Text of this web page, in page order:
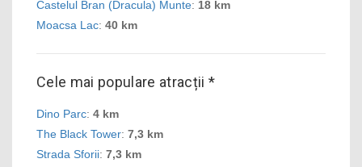
Castelul Bran (Dracula) Munte: 18 km
Moacsa Lac: 40 km
Cele mai populare atracții *
Dino Parc: 4 km
The Black Tower: 7,3 km
Strada Sforii: 7,3 km